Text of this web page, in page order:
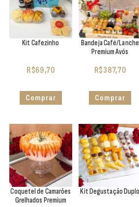
Kit Cafezinho
R$69,70
Comprar
Bandeja Café/Lanche
Premium Avós
R$387,70
Comprar
Coquetel de Camarões
Grelhados Premium
Kit Degustação Duplo